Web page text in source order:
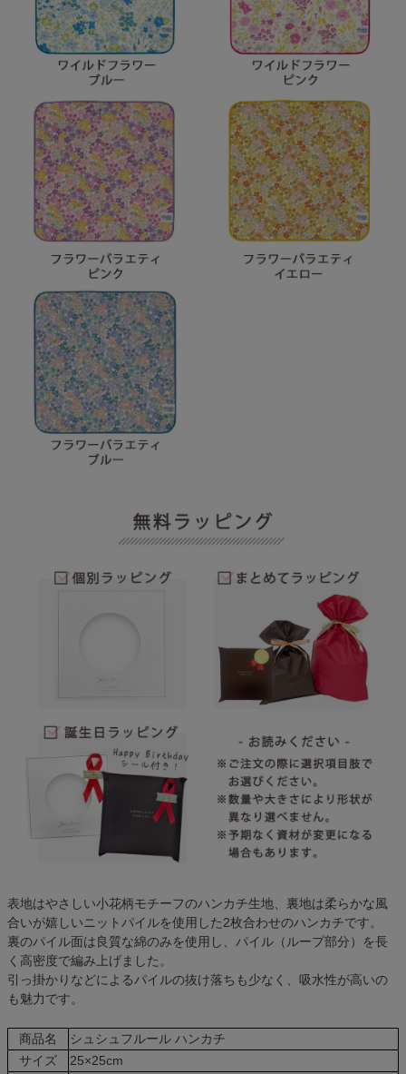
表地はやさしい小花柄モチーフのハンカチ生地、裏地は柔らかな風
合いが嬉しいニットパイルを使用した2枚合わせのハンカチです。
裏のパイル面は良質な綿のみを使用し、パイル（ループ部分）を長
く高密度で編み上げました。
引っ掛かりなどによるパイルの抜け落ちも少なく、吸水性が高いの
も魅力です。
商品名
シュシュフルール ハンカチ
サイズ
25×25cm